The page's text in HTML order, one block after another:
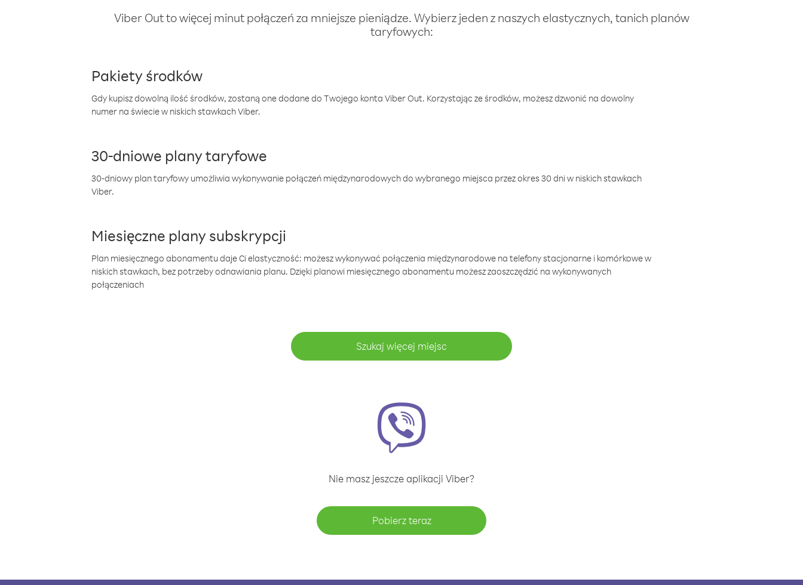
Viber Out to więcej minut połączeń za mniejsze pieniądze. Wybierz jeden z naszych elastycznych, tanich planów
taryfowych:
Pakiety środków
Gdy kupisz dowolną ilość środków, zostaną one dodane do Twojego konta Viber Out. Korzystając ze środków, możesz dzwonić na dowolny
numer na świecie w niskich stawkach Viber.
30-dniowe plany taryfowe
30-dniowy plan taryfowy umożliwia wykonywanie połączeń międzynarodowych do wybranego miejsca przez okres 30 dni w niskich stawkach
Viber.
Miesięczne plany subskrypcji
Plan miesięcznego abonamentu daje Ci elastyczność: możesz wykonywać połączenia międzynarodowe na telefony stacjonarne i komórkowe w
niskich stawkach, bez potrzeby odnawiania planu. Dzięki planowi miesięcznego abonamentu możesz zaoszczędzić na wykonywanych
połączeniach
Szukaj więcej miejsc
Nie masz jeszcze aplikacji Viber?
Pobierz teraz